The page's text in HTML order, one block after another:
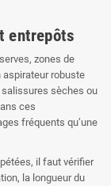
entrepôts
zones de
robuste
sèches ou
ces
fréquents qu’une
il faut vérifier
la longueur du